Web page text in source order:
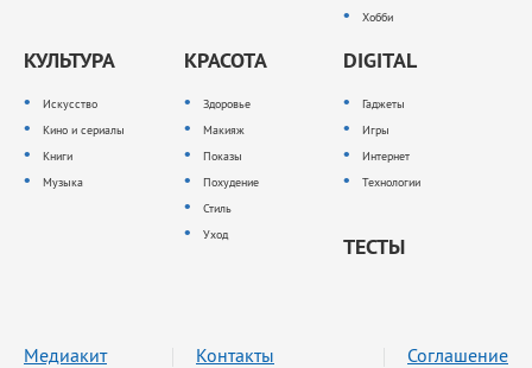
Хобби
КУЛЬТУРА
Искусство
Кино и сериалы
Книги
Музыка
КРАСОТА
Здоровье
Макияж
Показы
Похудение
Стиль
Уход
DIGITAL
Гаджеты
Игры
Интернет
Технологии
ТЕСТЫ
Медиакит Контакты Соглашение